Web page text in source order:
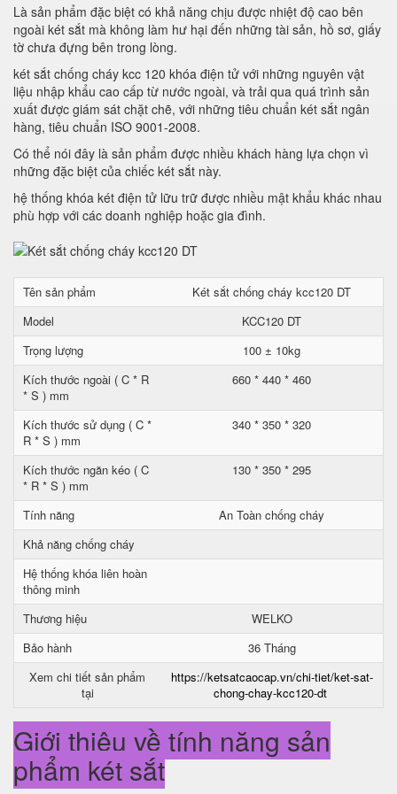
Là sản phẩm đặc biệt có khả năng chịu được nhiệt độ cao bên
ngoài két sắt mà không làm hư hại đến những tài sản, hồ sơ, giấy
tờ chưa đựng bên trong lòng.
két sắt chống cháy kcc 120 khóa điện tử với những nguyên vật
liệu nhập khẩu cao cấp từ nước ngoài, và trải qua quá trình sản
xuất được giám sát chặt chẽ, với những tiêu chuẩn két sắt ngân
hàng, tiêu chuẩn ISO 9001-2008.
Có thể nói đây là sản phẩm được nhiều khách hàng lựa chọn vì
những đặc biệt của chiếc két sắt này.
hệ thống khóa két điện tử lữu trữ được nhiều mật khẩu khác nhau
phù hợp với các doanh nghiệp hoặc gia đình.
Tên sản phẩm
Két sắt chống cháy kcc120 DT
Model
KCC120 DT
Trọng lượng
100 ± 10kg
Kích thước ngoài ( C * R
* S ) mm
660 * 440 * 460
Kích thước sử dụng ( C *
R * S ) mm
340 * 350 * 320
Kích thước ngăn kéo ( C
* R * S ) mm
130 * 350 * 295
Tính năng
An Toàn chống cháy
Khả năng chống cháy
Hệ thống khóa liên hoàn
thông minh
Thương hiệu
WELKO
Bảo hành
36 Tháng
Xem chi tiết sản phẩm
tại
https://ketsatcaocap.vn/chi-tiet/ket-sat-
chong-chay-kcc120-dt
Giới thiệu về tính năng sản
phẩm két sắt